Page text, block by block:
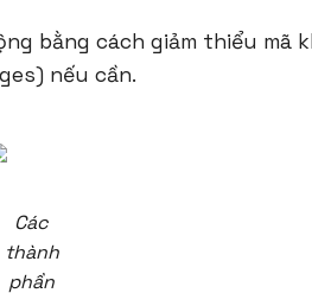
bằng cách giảm thiểu mã
nếu cần.
Các
thành
phần